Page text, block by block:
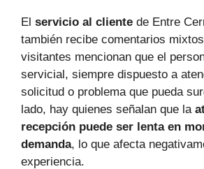
El servicio al cliente de Entre
también recibe comentarios
visitantes mencionan que el
servicial, siempre dispuesto a
solicitud o problema que pueda
lado, hay quienes señalan que la
recepción puede ser lenta en
demanda, lo que afecta
experiencia.